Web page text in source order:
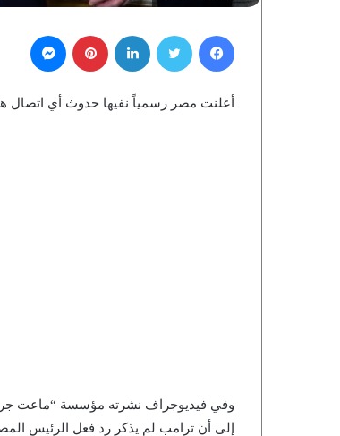
أعلنت مصر رسمياً نفيها حدوث أي اتصال
وفي فيديوجراف نشرته مؤسسة “ماعت
إلى أن ترامب لم يذكر رد فعل الرئيس